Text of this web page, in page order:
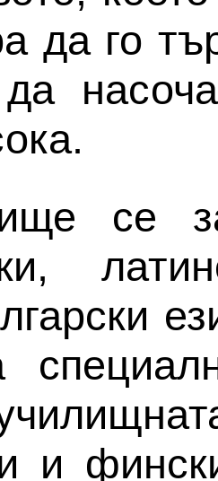
да го
се
и